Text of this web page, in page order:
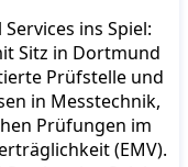
ins Spiel:
Sitz in Dortmund
Prüfstelle und
in Messtechnik,
Prüfungen im
(EMV).